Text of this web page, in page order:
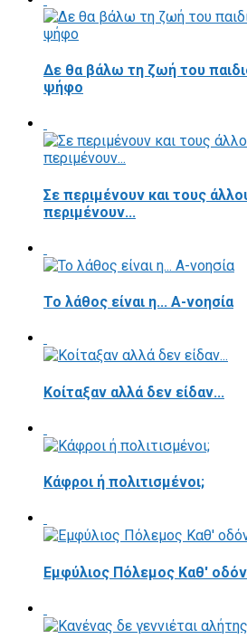
Δε θα βάλω τη ζωή του
ψήφο
Σε περιμένουν και τους
περιμένουν...
Το λάθος είναι η... Α-νοησία
Κοίταξαν αλλά δεν είδαν...
Κάφροι ή πολιτισμένοι;
Εμφύλιος Πόλεμος Καθ' οδόν